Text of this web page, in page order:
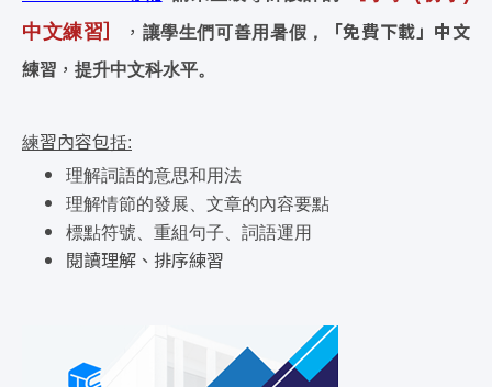
中文練習］ ， 讓學生們可 善用暑假， 「免費下載」 中文
練習 ， 提升中文科水平。
練習內容包括:
理解詞語的意思和用法
理解情節的發展、文章的內容要點
標點符號、重組句子、詞語運用
閱讀理解、排序練習